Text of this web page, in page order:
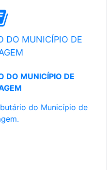
DO MUNICÍPIO DE
DO MUNICÍPIO DE
do Município de